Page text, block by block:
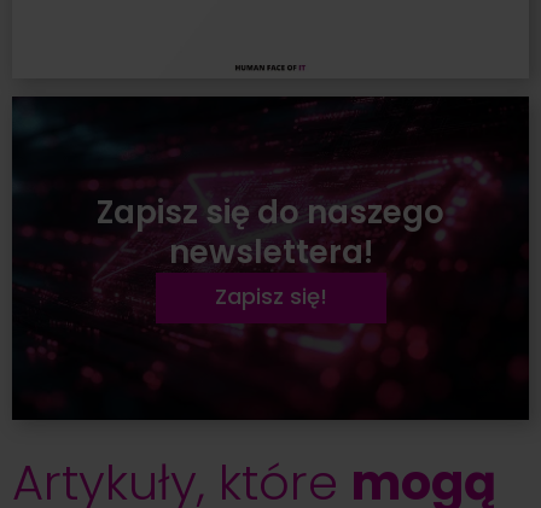
Zapisz się do naszego
newslettera!
Zapisz się!
Artykuły, które mogą